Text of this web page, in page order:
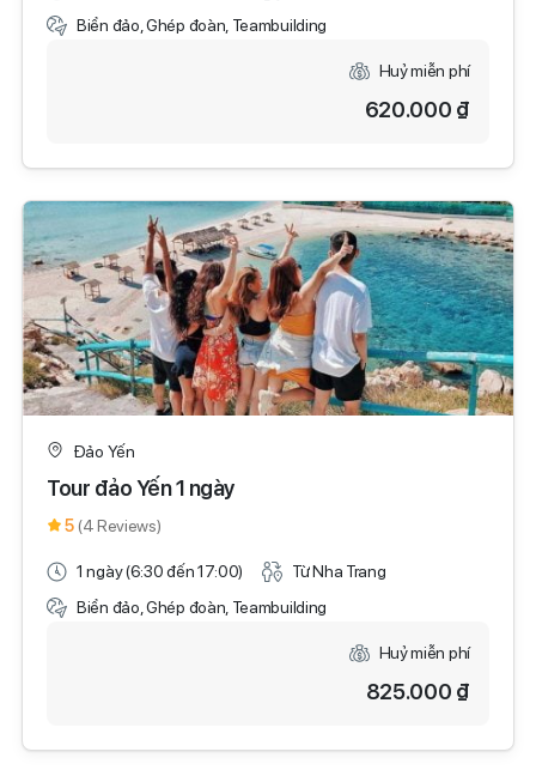
Biển đảo, Ghép đoàn, Teambuilding
Huỷ miễn phí
620.000 ₫
Đảo Yến
Tour đảo Yến 1 ngày
5 (4 Reviews)
1 ngày (6:30 đến 17:00)
Từ Nha Trang
Biển đảo, Ghép đoàn, Teambuilding
Huỷ miễn phí
825.000 ₫